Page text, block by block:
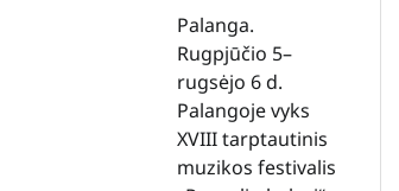
Palanga.
Rugpjūčio 5–
rugsėjo 6 d.
Palangoje vyks
XVIII tarptautinis
muzikos festivalis